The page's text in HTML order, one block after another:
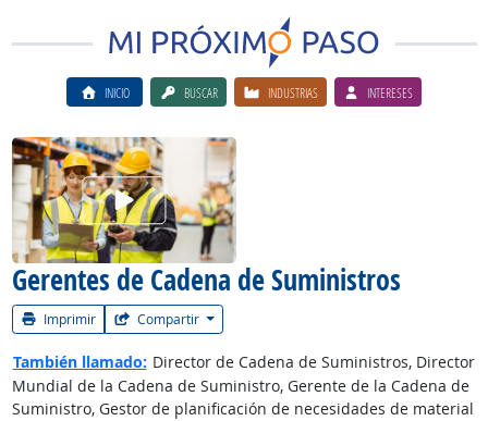
INICIO BUSCAR INDUSTRIAS INTERESES
Gerentes de Cadena de Suministros
Imprimir Compartir
Ver el vίdeo de la carrera
También llamado: Director de Cadena de Suministros, Director
Mundial de la Cadena de Suministro, Gerente de la Cadena de
Suministro, Gestor de planificación de necesidades de material